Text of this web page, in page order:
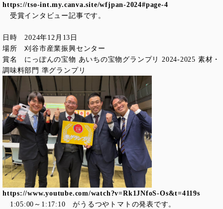
https://tso-int.my.canva.site/wfjpan-2024#page-4
受賞インタビュー記事です。
日時 2024年12月13日
場所 刈谷市産業振興センター
賞名 にっぽんの宝物 あいちの宝物グランプリ 2024-2025 素材・
調味料部門 準グランプリ
https://www.youtube.com/watch?v=Rk1JNfoS-Os&t=4119s
1:05:00～1:17:10 がうるつやトマトの発表です。